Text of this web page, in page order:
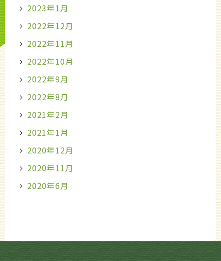
2023年1月
2022年12月
2022年11月
2022年10月
2022年9月
2022年8月
2021年2月
2021年1月
2020年12月
2020年11月
2020年6月